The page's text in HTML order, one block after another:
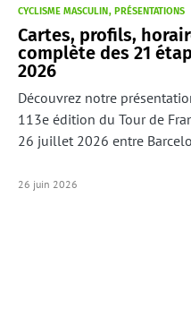
CYCLISME MASCULIN PRÉSENTATIONS
Cartes, profils,
complète des 21
2026
Découvrez notre
113e édition du Tour de
26 juillet 2026 entre
26 juin 2026